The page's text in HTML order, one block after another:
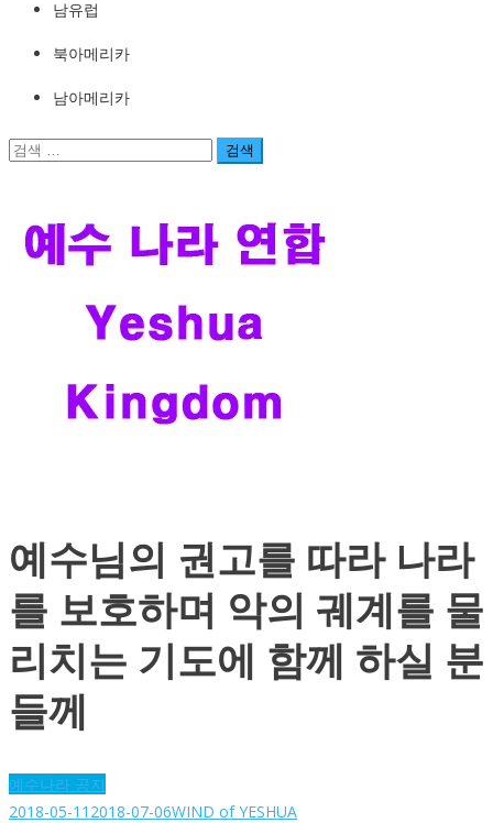
남유럽
북아메리카
남아메리카
검
예수님의 권고를 따라 나라
를 보호하며 악의 궤계를 물
리치는 기도에 함께 하실 분
들께
예수나라 공지
2018-05-11 2018-07-06WIND of YESHUA